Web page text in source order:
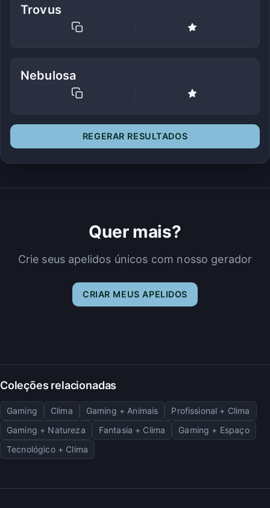
Trovus
Nebulosa
REGERAR RESULTADOS
Quer mais?
Crie seus apelidos únicos com nosso gerador
CRIAR MEUS APELIDOS
Coleções relacionadas
Gaming Clima Gaming + Animais
Profissional + Clima
Gaming + Natureza
Fantasia + Clima
Gaming + Espaço
Tecnológico + Clima